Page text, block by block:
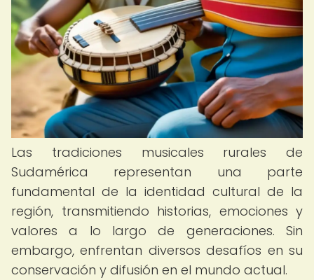
Las tradiciones musicales rurales de
Sudamérica representan una parte
fundamental de la identidad cultural de la
región, transmitiendo historias, emociones y
valores a lo largo de generaciones. Sin
embargo, enfrentan diversos desafíos en su
conservación y difusión en el mundo actual.